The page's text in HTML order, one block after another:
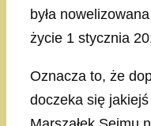
była
życie 1 stycznia
Oznacza to, że
doczeka się